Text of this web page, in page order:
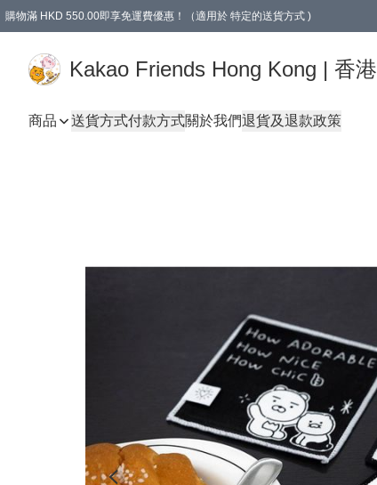
購物滿 HKD 550.00即享免運費優惠！（適用於 特定的送貨方式 )
Kakao Friends Hong Kong | 香港
商品 送貨方式付款方式關於我們退貨及退款政策